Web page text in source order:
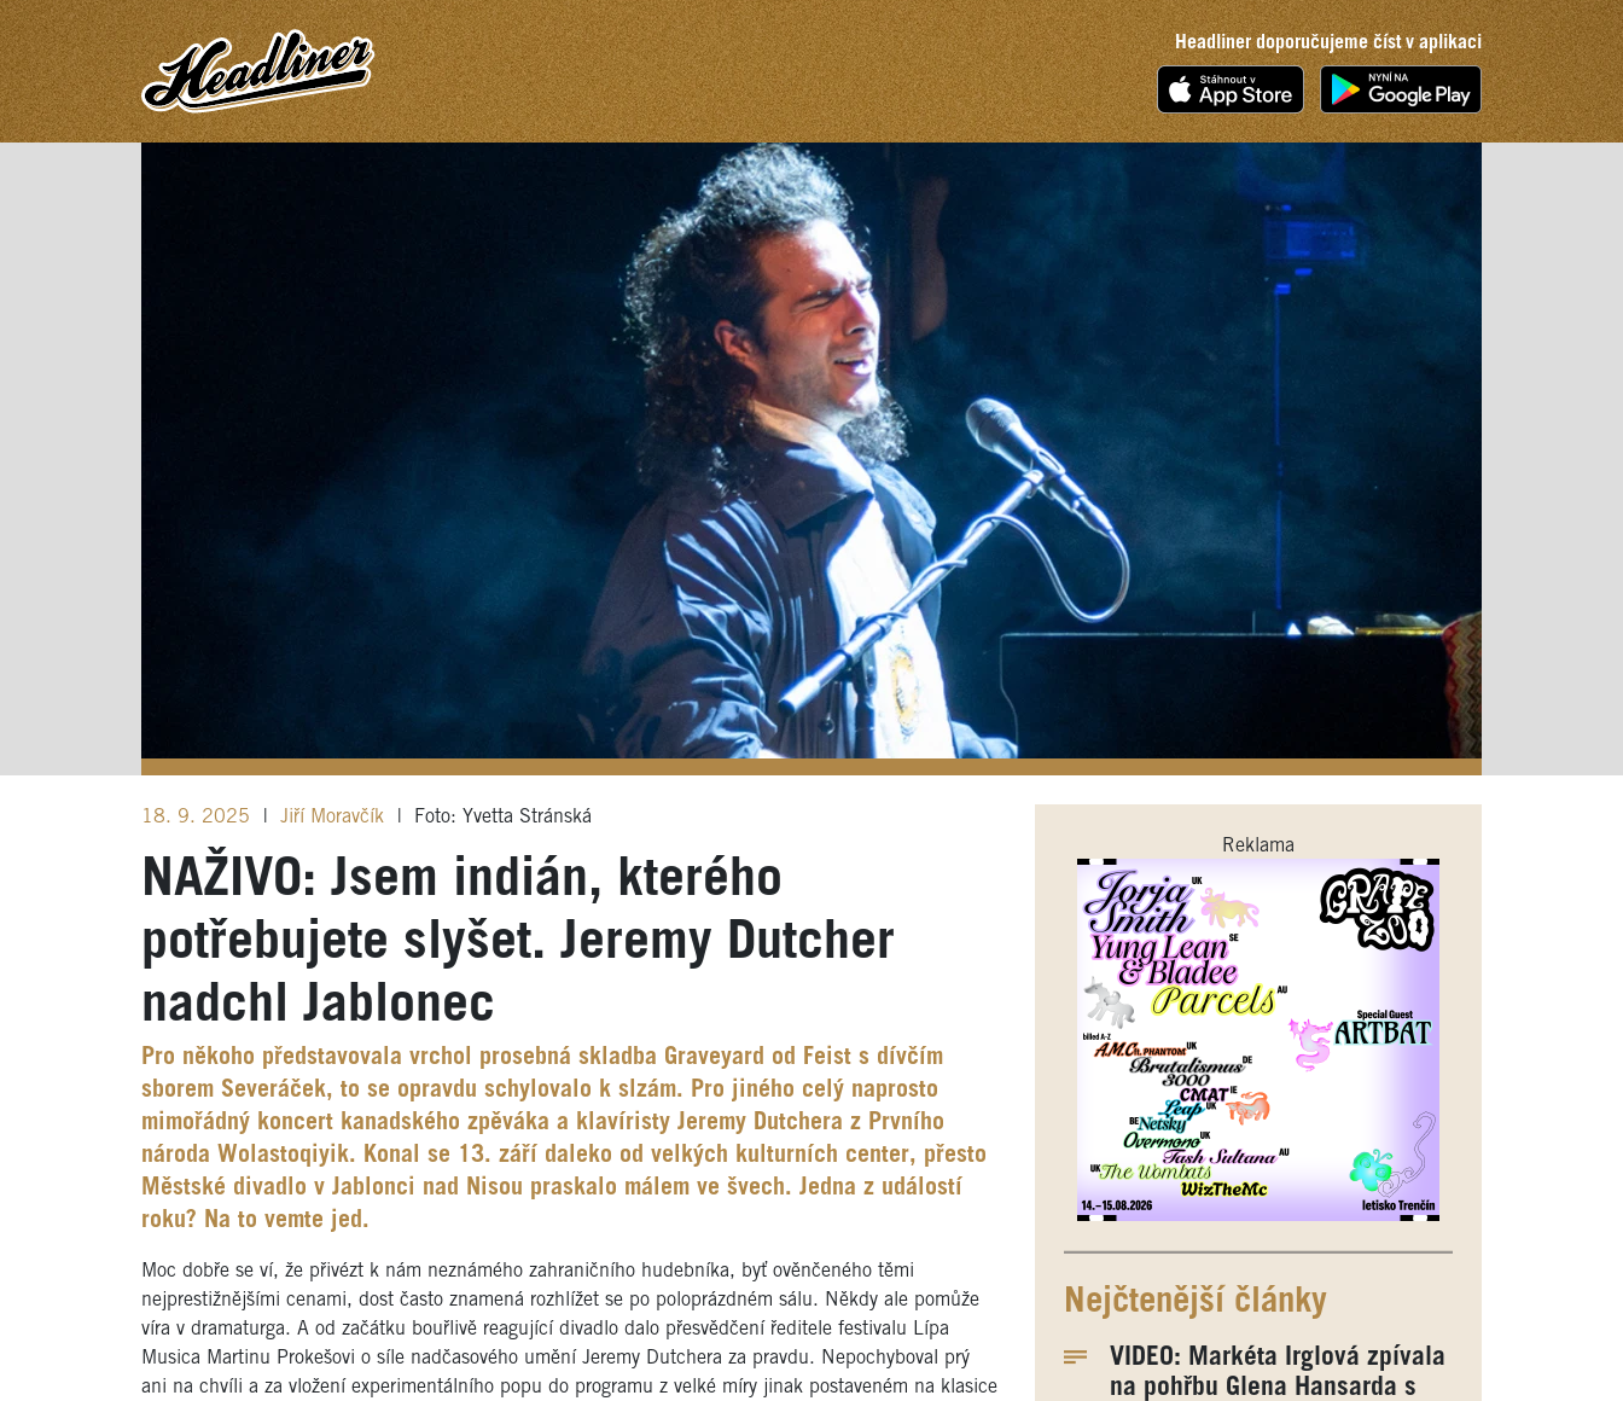
Headliner doporučujeme číst v aplikaci
18. 9. 2025 Jiří Moravčík Foto: Yvetta Stránská
NAŽIVO: Jsem indián, kterého
potřebujete slyšet. Jeremy Dutcher
nadchl Jablonec
Pro někoho představovala vrchol prosebná skladba Graveyard od Feist s dívčím
sborem Severáček, to se opravdu schylovalo k slzám. Pro jiného celý naprosto
mimořádný koncert kanadského zpěváka a klavíristy Jeremy Dutchera z Prvního
národa Wolastoqiyik. Konal se 13. září daleko od velkých kulturních center, přesto
Městské divadlo v Jablonci nad Nisou praskalo málem ve švech. Jedna z událostí
roku? Na to vemte jed.
Moc dobře se ví, že přivézt k nám neznámého zahraničního hudebníka, byť ověnčeného těmi
nejprestižnějšími cenami, dost často znamená rozhlížet se po poloprázdném sálu. Někdy ale pomůže
víra v dramaturga. A od začátku bouřlivě reagující divadlo dalo přesvědčení ředitele festivalu Lípa
Musica Martinu Prokešovi o síle nadčasového umění Jeremy Dutchera za pravdu. Nepochyboval prý
ani na chvíli a za vložení experimentálního popu do programu z velké míry jinak postaveném na klasice
Reklama
Nejčtenější články
VIDEO: Markéta Irglová zpívala
na pohřbu Glena Hansarda s